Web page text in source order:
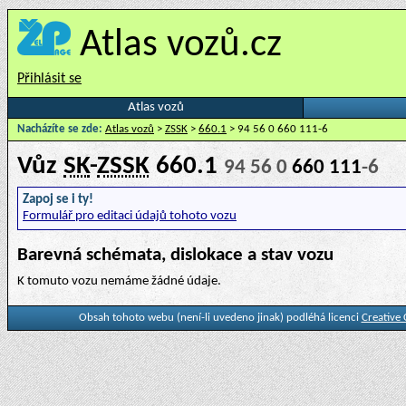
Atlas vozů.cz
Přihlásit se
Atlas vozů
Nacházíte se zde: Atlas vozů > ZSSK > 660.1 > 94 56 0 660 111-6
VůzSK-ZSSK 660.1 94 56 0 660 111-6
Zapoj se i ty!
Formulář pro editaci údajů tohoto vozu
Barevná schémata, dislokace a stav vozu
K tomuto vozu nemáme žádné údaje.
Obsah tohoto webu (není-li uvedeno jinak) podléhá licenci Creative